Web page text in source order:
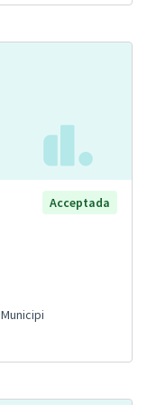
Acceptada
Municipi